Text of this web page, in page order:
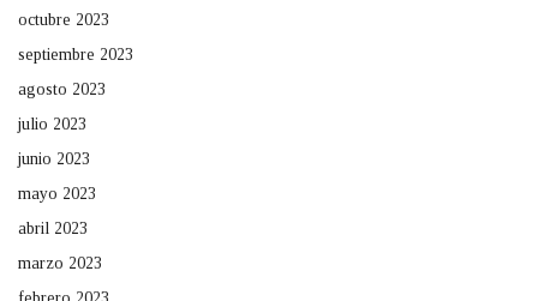
octubre 2023
septiembre 2023
agosto 2023
julio 2023
junio 2023
mayo 2023
abril 2023
marzo 2023